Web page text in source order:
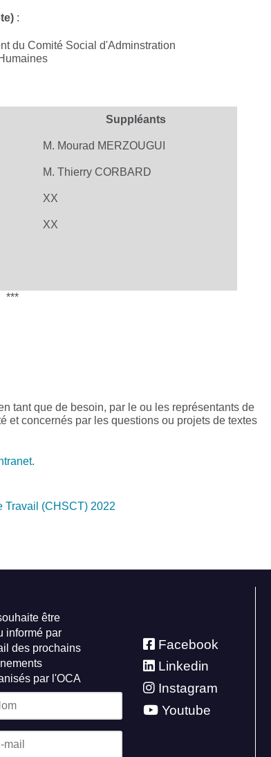
:
du Comité Social d'Adminstration
Suppléants
M. Mourad MERZOUGUI
M. Thierry CORBARD
XX
XX
***
tant que de besoin, par le ou les représentants de
et concernés par les questions ou projets de textes
Travail (CHSCT) 2022
être
informé par
des prochains
par l'OCA
Facebook
Linkedin
Instagram
Youtube